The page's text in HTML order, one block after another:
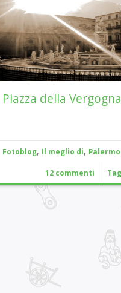
Piazza della Vergogna
Fotoblog, Il meglio di, Palermo
12 commenti Tag